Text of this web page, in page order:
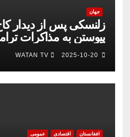
جهان
زلنسکی پس از دیدار
پیوستن به مذاکرات
است
2025-10-20
WATAN TV
افغانستان اقتصادی عمومی